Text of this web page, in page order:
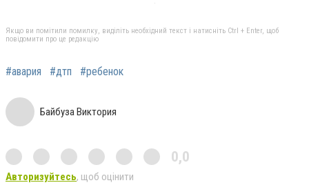
Якщо ви помітили помилку, виділіть необхідний текст і натисніть Ctrl + Enter, щоб
повідомити про це редакцію
#авария #дтп #ребенок
Байбуза Виктория
0,0
Авторизуйтесь, щоб оцінити